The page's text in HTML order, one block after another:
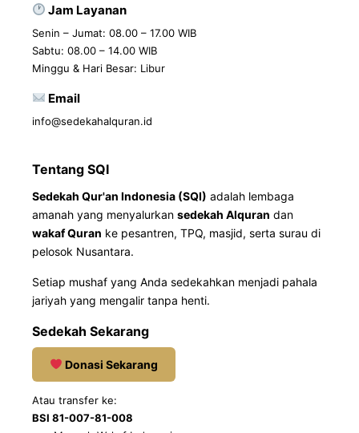
Jam Layanan
Senin – Jumat: 08.00 – 17.00 WIB
Sabtu: 08.00 – 14.00 WIB
Minggu & Hari Besar: Libur
Email
info@sedekahalquran.id
Tentang SQI
Sedekah Qur'an Indonesia (SQI) adalah lembaga
amanah yang menyalurkan sedekah Alquran dan
wakaf Quran ke pesantren, TPQ, masjid, serta surau di
pelosok Nusantara.
Setiap mushaf yang Anda sedekahkan menjadi pahala
jariyah yang mengalir tanpa henti.
Sedekah Sekarang
Donasi Sekarang
Atau transfer ke:
BSI 81-007-81-008